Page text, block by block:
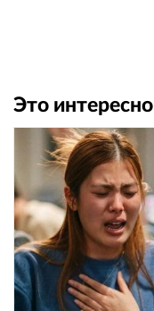
Это интересно